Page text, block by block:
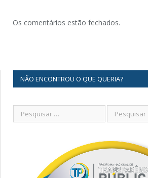
Os comentários estão fechados.
NÃO ENCONTROU O QUE QUERIA?